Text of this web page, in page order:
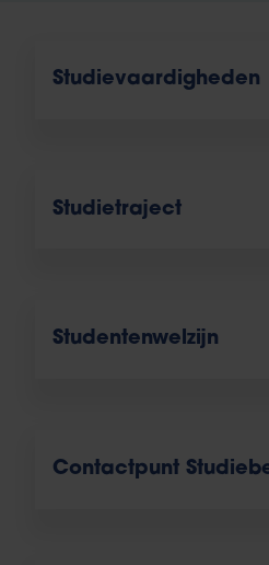
Studievaardigheden
Studietraject
Studentenwelzijn
Contactpunt